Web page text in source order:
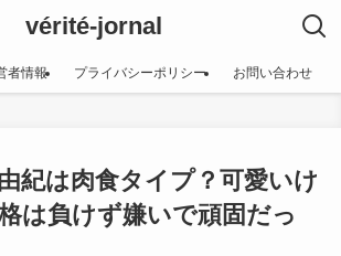
vérité-jornal
者情報 プライバシーポリシー お問い合わせ
紀は肉食タイプ？可愛いけ
は負けず嫌いで頑固だっ